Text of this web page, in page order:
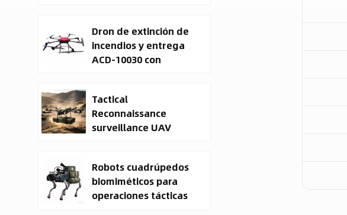
Dron de extinción de
incendios y entrega
ACD-10030 con
Tactical
Reconnaissance
surveillance UAV
Drone Manufacturer
Robots cuadrúpedos
biomiméticos para
operaciones tácticas